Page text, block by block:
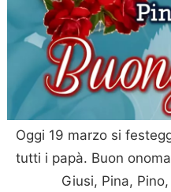
Oggi 19 marzo si
tutti i papà. Buon
Giusi, Pina,